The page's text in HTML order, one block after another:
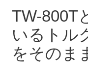
TW-800T
いるトル
をそのま